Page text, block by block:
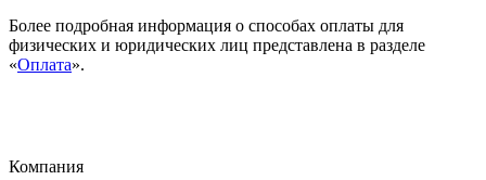
Более подробная информация о способах оплаты для
физических и юридических лиц представлена в разделе
«Оплата».
Компания